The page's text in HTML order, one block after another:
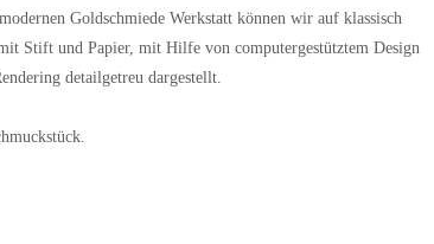
Goldschmiede Werkstatt können wir auf klassisch
Stift und Papier, mit Hilfe von computergestütztem Design
detailgetreu dargestellt.